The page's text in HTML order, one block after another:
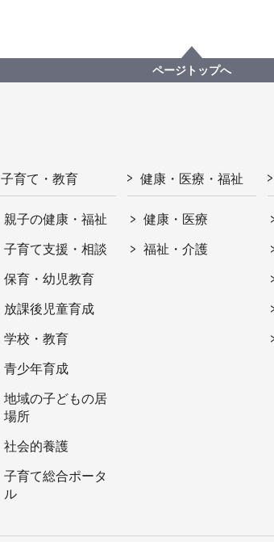
ページトップへ
子育て・教育
親子の健康・福祉
子育て支援・相談
保育・幼児教育
放課後児童育成
学校・教育
青少年育成
地域の子どもの居
場所
社会的養護
子育て総合ポータ
ル
健康・医療・福祉
健康・医療
福祉・介護